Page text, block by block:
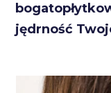
jędrność